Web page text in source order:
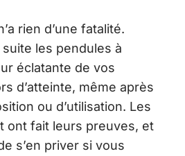
rien d’une fatalité.
les pendules à
éclatante de vos
d’atteinte, même après
ou d’utilisation. Les
ont fait leurs preuves, et
s’en priver si vous